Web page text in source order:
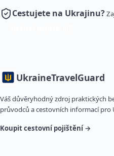
Cestujete na Ukrajinu?
UkraineTravelGuard
Váš důvěryhodný zdroj praktických
průvodců a cestovních informací
Koupit cestovní pojištění →